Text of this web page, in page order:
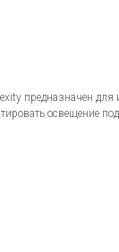
предназначен
освещение